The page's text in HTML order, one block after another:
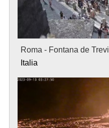
Roma - Fontana de Trevi
Italia